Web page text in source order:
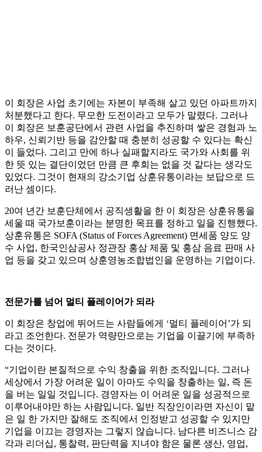
이 회장은 사업 초기에는 자본이 부족해 살고 있던 아파트까지
처분했다고 한다. 무모한 도전이라고 모두가 말렸다. 그러나
이 회장은 보훈공단에서 관련 사업을 추진하며 쌓은 경험과 노
하우, 신뢰기반 등을 감안할 때 충분히 성공할 수 있다는 확신
이 들었다. 그리고 만에 하나 실패할지라도 국가와 사회를 위
한 뜻 있는 결단이었던 만큼 큰 후회는 없을 것 같다는 생각도
있었다. 그것이 현재의 강소기업 상훈유통이라는 보답으로 드
러난 셈이다.
20여 년간 보훈단체에서 공직생활을 한 이 회장은 상훈유통을
세울 때 국가보훈이라는 분명한 목표를 정하고 일을 진행했다.
상훈유통은 SOFA (Status of Forces Agreement) 면세품 양도 양
수 사업, 한국인삼공사 정관장 홍삼 제품 및 홍삼 음료 판매 사
업 등을 갖고 있으며 상훈영농조합법인을 운영하는 기업이다.
전문가를 넘어 멀티 플레이어가 되라
이 회장은 창업에 뛰어드는 사람들에게 ‘멀티 플레이어’가 되
라고 조언한다. 전문가 역량만으로는 기업을 이끌기에 부족하
다는 것이다.
“기업이란 본질적으로 수익 창출을 위한 조직입니다. 그러나
세상에서 가장 어려운 일이 아마도 수익을 창출하는 일, 즉 돈
을 버는 일일 것입니다. 경영자는 이 어려운 일을 성공적으로
이루어내야만 하는 사람입니다. 일반 직장인이라면 자신이 맡
은 일 한 가지만 잘해도 조직에서 인정받고 성공할 수 있지만
기업을 이끄는 경영자는 그렇지 않습니다. 남다른 비즈니스 감
각과 리더십, 통찰력, 판단력을 지녀야 함은 물론 생산, 영업,